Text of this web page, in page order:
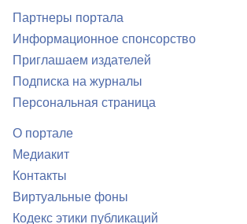
Партнеры портала
Информационное спонсорство
Приглашаем издателей
Подписка на журналы
Персональная страница
О портале
Медиакит
Контакты
Виртуальные фоны
Кодекс этики публикаций